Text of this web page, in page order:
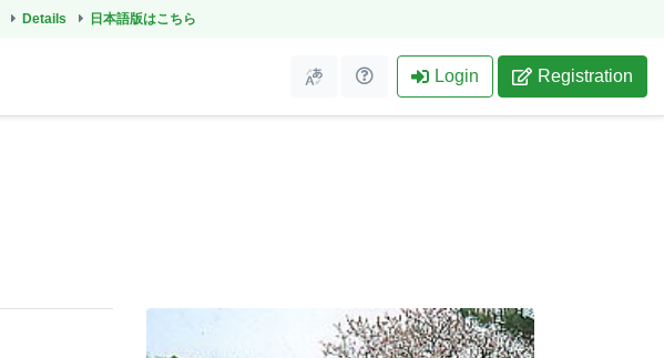
Details 日本語版はこちら
Login Registration